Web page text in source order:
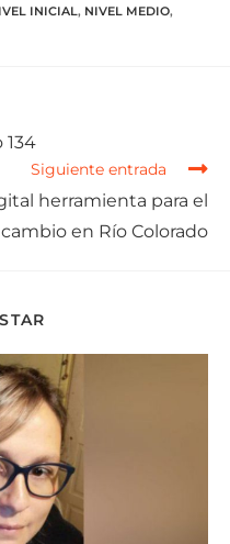
INICIAL, NIVEL MEDIO,
134
Siguiente entrada
herramienta para el
cambio en Río Colorado